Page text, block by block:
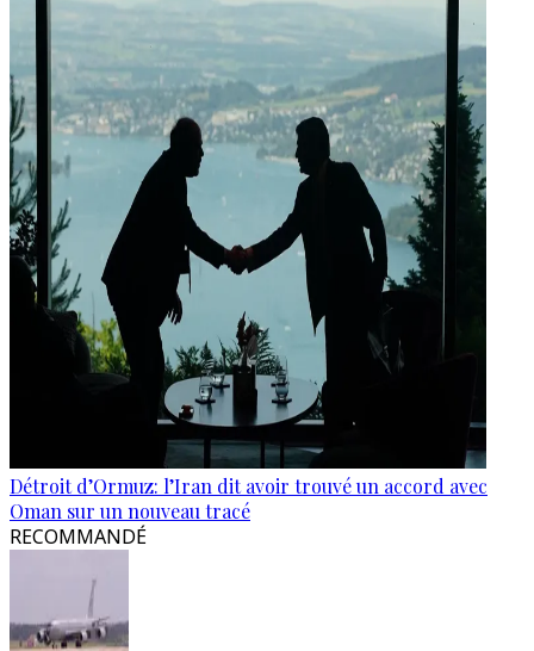
Détroit d’Ormuz: l’Iran dit avoir trouvé un accord avec
Oman sur un nouveau tracé
RECOMMANDÉ